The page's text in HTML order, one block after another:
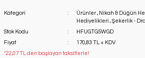
Kategori Ürünler , Nikah & Düğün
Hediyelikleri ,Şekerlik -
Stok Kodu
HFUGTG5WGD
Fiyat
170,83 TL + KDV
*22,07 TL den başlayan taksitlerle!